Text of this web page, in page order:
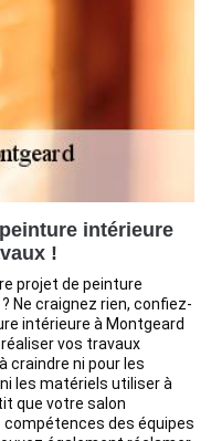
intérieure
!
projet de peinture
Ne craignez rien, confiez-
intérieure à Montgeard
vos travaux
craindre ni pour les
les matériels utiliser à
que votre salon
compétences des équipes